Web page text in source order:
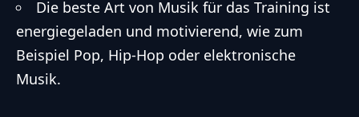
Die beste Art von Musik für das Training ist
energiegeladen und motivierend, wie zum
Beispiel Pop, Hip-Hop oder elektronische
Musik.